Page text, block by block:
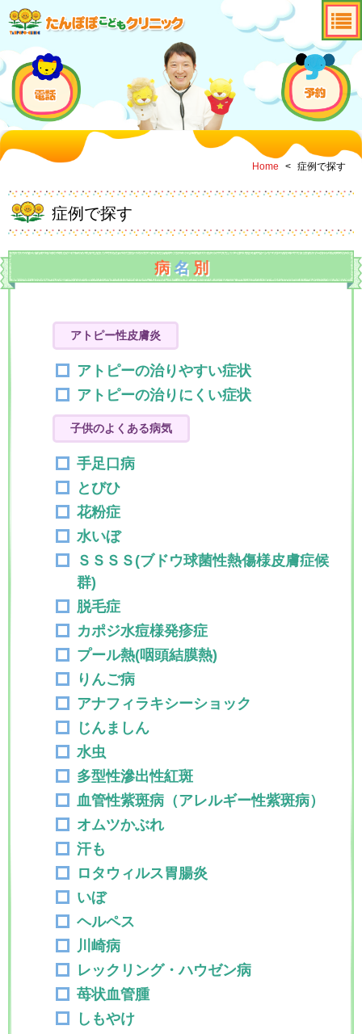
Home < 症例で探す
症例で探す
病 名 別
アトピー性皮膚炎
アトピーの治りやすい症状
アトピーの治りにくい症状
子供のよくある病気
手足口病
とびひ
花粉症
水いぼ
ＳＳＳＳ(ブドウ球菌性熱傷様皮膚症候
群)
脱毛症
カポジ水痘様発疹症
プール熱(咽頭結膜熱)
りんご病
アナフィラキシーショック
じんましん
水虫
多型性滲出性紅斑
血管性紫斑病（アレルギー性紫斑病）
オムツかぶれ
汗も
ロタウィルス胃腸炎
いぼ
ヘルペス
川崎病
レックリング・ハウゼン病
苺状血管腫
しもやけ